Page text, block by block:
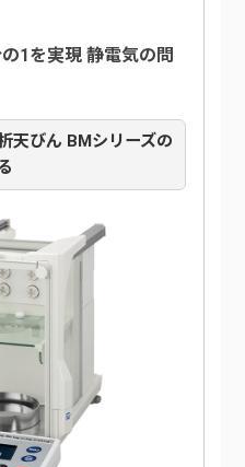
1を実現 静電気の問
天びん BMシリーズの